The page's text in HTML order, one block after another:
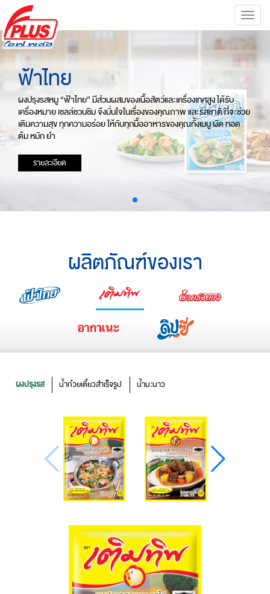
Toggle
ฟ้าไทย
ผงปรุงรสหมู “ฟ้าไทย” มีส่วนผสมของเนื้อสัตว์และเครื่องเทศสูง ได้รับ
เครื่องหมาย เชลล์ชวนชิม จึงมั่นใจในเรื่องของคุณภาพ และรสชาติ ที่จะช่วย
เติมความสุข ทุกความอร่อย ให้กับทุกมื้ออาหารของคุณทั้งเมนู ผัด ทอด
ต้ม หมัก ยำ
รายละเอียด
ผลิตภัณฑ์ของเรา
ผงปรุงรส น้ำก๋วยเตี๋ยวสำเร็จรูป น้ำมะนาว